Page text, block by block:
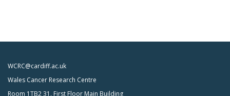
WCRC@cardiff.ac.uk
Wales Cancer Research Centre
Room 1TB2 31, First Floor Main Building